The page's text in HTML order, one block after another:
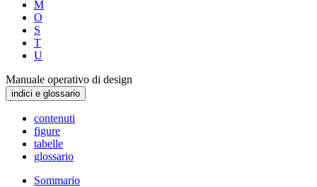
M
O
S
T
U
Manuale operativo di design
indici e glossario
contenuti
figure
tabelle
glossario
Sommario